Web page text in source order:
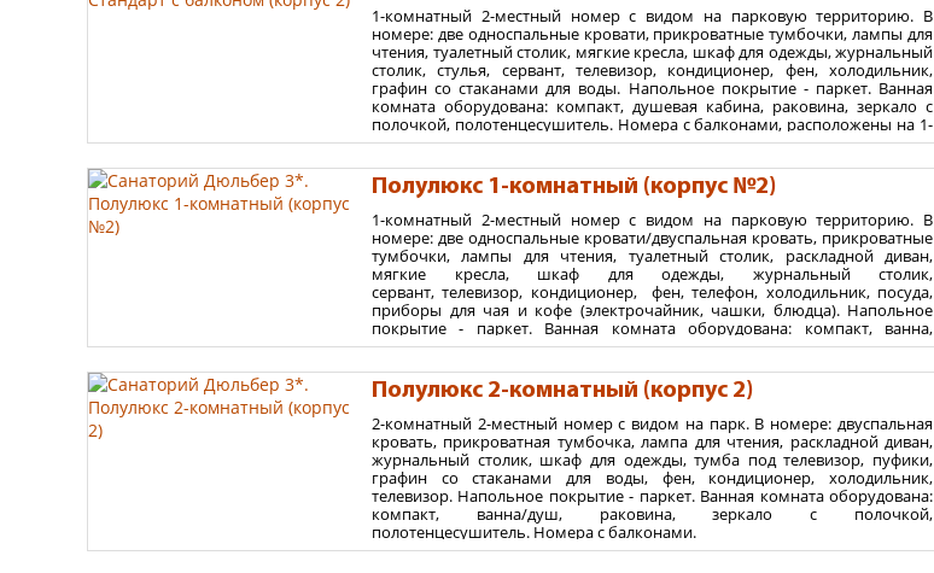
Площадь номера 65 м2
Варианты размещения:
до 2 взрослых - без детей
максимум 2 взрослых + максимум 1 ребенок.
1-комнатный 2-местный номер с видом на парковую территорию. В
номере: две односпальные кровати, прикроватные тумбочки, лампы для
чтения, туалетный столик, мягкие кресла, шкаф для одежды, журнальный
столик, стулья, сервант, телевизор, кондиционер, фен, холодильник,
графин со стаканами для воды. Напольное покрытие - паркет. Ванная
комната оборудована: компакт, душевая кабина, раковина, зеркало с
полочкой, полотенцесушитель. Номера с балконами, расположены на 1-
2 этажах.
Площадь номера 22 м2
Варианты размещения:
до 2 взрослых – без детей
максимум 2 взрослых + максимум 1 ребенок.
Полулюкс 1-комнатный (корпус №2)
1-комнатный 2-местный номер с видом на парковую территорию. В
номере: две односпальные кровати/двуспальная кровать, прикроватные
тумбочки, лампы для чтения, туалетный столик, раскладной диван,
мягкие кресла, шкаф для одежды, журнальный столик,
сервант, телевизор, кондиционер, фен, телефон, холодильник, посуда,
приборы для чая и кофе (электрочайник, чашки, блюдца). Напольное
покрытие - паркет. Ванная комната оборудована: компакт, ванна,
раковина, зеркало с полочкой, полотенцесушитель. Номера с балконами,
Площадь номера 36 м2
Варианты размещения:
до 3 взрослых - без детей
максимум 2 взрослых + максимум 1 ребенок.
Полулюкс 2-комнатный (корпус 2)
2-комнатный 2-местный номер с видом на парк. В номере: двуспальная
кровать, прикроватная тумбочка, лампа для чтения, раскладной диван,
журнальный столик, шкаф для одежды, тумба под телевизор, пуфики,
графин со стаканами для воды, фен, кондиционер, холодильник,
телевизор. Напольное покрытие - паркет. Ванная комната оборудована:
компакт, ванна/душ, раковина, зеркало с полочкой,
полотенцесушитель. Номера с балконами.